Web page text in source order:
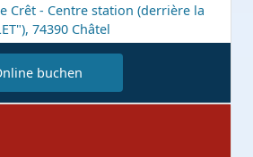
Crêt - Centre station (derrière la
74390 Châtel
buchen